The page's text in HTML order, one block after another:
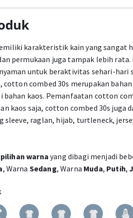
karakteristik kain yang sangat
permukaan juga tampak lebih rata.
untuk beraktivitas sehari-hari
cotton combed 30s merupakan
bahan kaos. Pemanfaatan cotton
kaos saja, cotton combed 30s juga
sleeve, raglan, hijab, turtleneck,
pilihan warnayang dibagi menjadi
, Warna Sedang, Warna Muda, Putih,